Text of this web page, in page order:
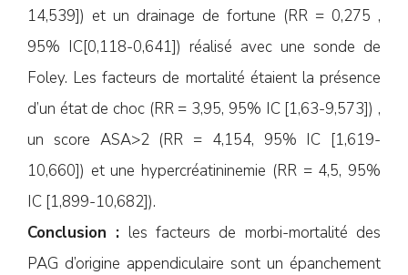
14,539]) et un drainage de fortune (RR = 0,275 ,
95% IC[0,118-0,641]) réalisé avec une sonde de
Foley. Les facteurs de mortalité étaient la présence
d’un état de choc (RR = 3,95, 95% IC [1,63-9,573]) ,
un score ASA>2 (RR = 4,154, 95% IC [1,619-
10,660]) et une hypercréatininemie (RR = 4,5, 95%
IC [1,899-10,682]).
Conclusion : les facteurs de morbi-mortalité des
PAG d’origine appendiculaire sont un épanchement